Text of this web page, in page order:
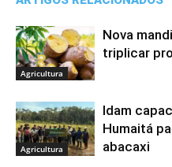
Agricultura
Nova
triplicar
Agricultura
Idam
Humaitá
abacaxi